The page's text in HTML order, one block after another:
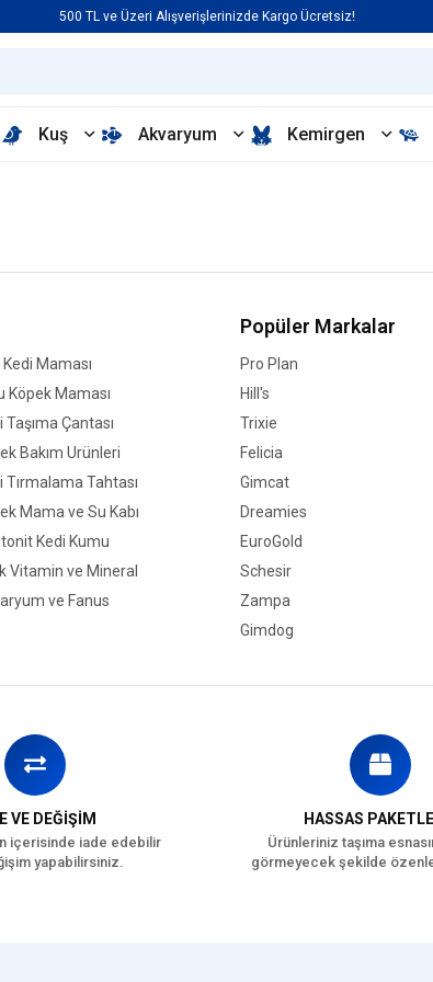
500 TL ve Üzeri Alışverişlerinizde Kargo Ücretsiz!
Kuş Akvaryum Kemirgen
Maması
Köpek Maması
Taşıma Çantası
Bakım Ürünleri
Tırmalama Tahtası
Mama ve Su Kabı
Kedi Kumu
Vitamin ve Mineral
ve Fanus
Popüler Markalar
Pro Plan
Hill's
Trixie
Felicia
Gimcat
Dreamies
EuroGold
Schesir
Zampa
Gimdog
VE DEĞİŞİM
içerisinde iade edebilir
yapabilirsiniz.
HASSAS
Ürünleriniz taşıma
görmeyecek şekilde